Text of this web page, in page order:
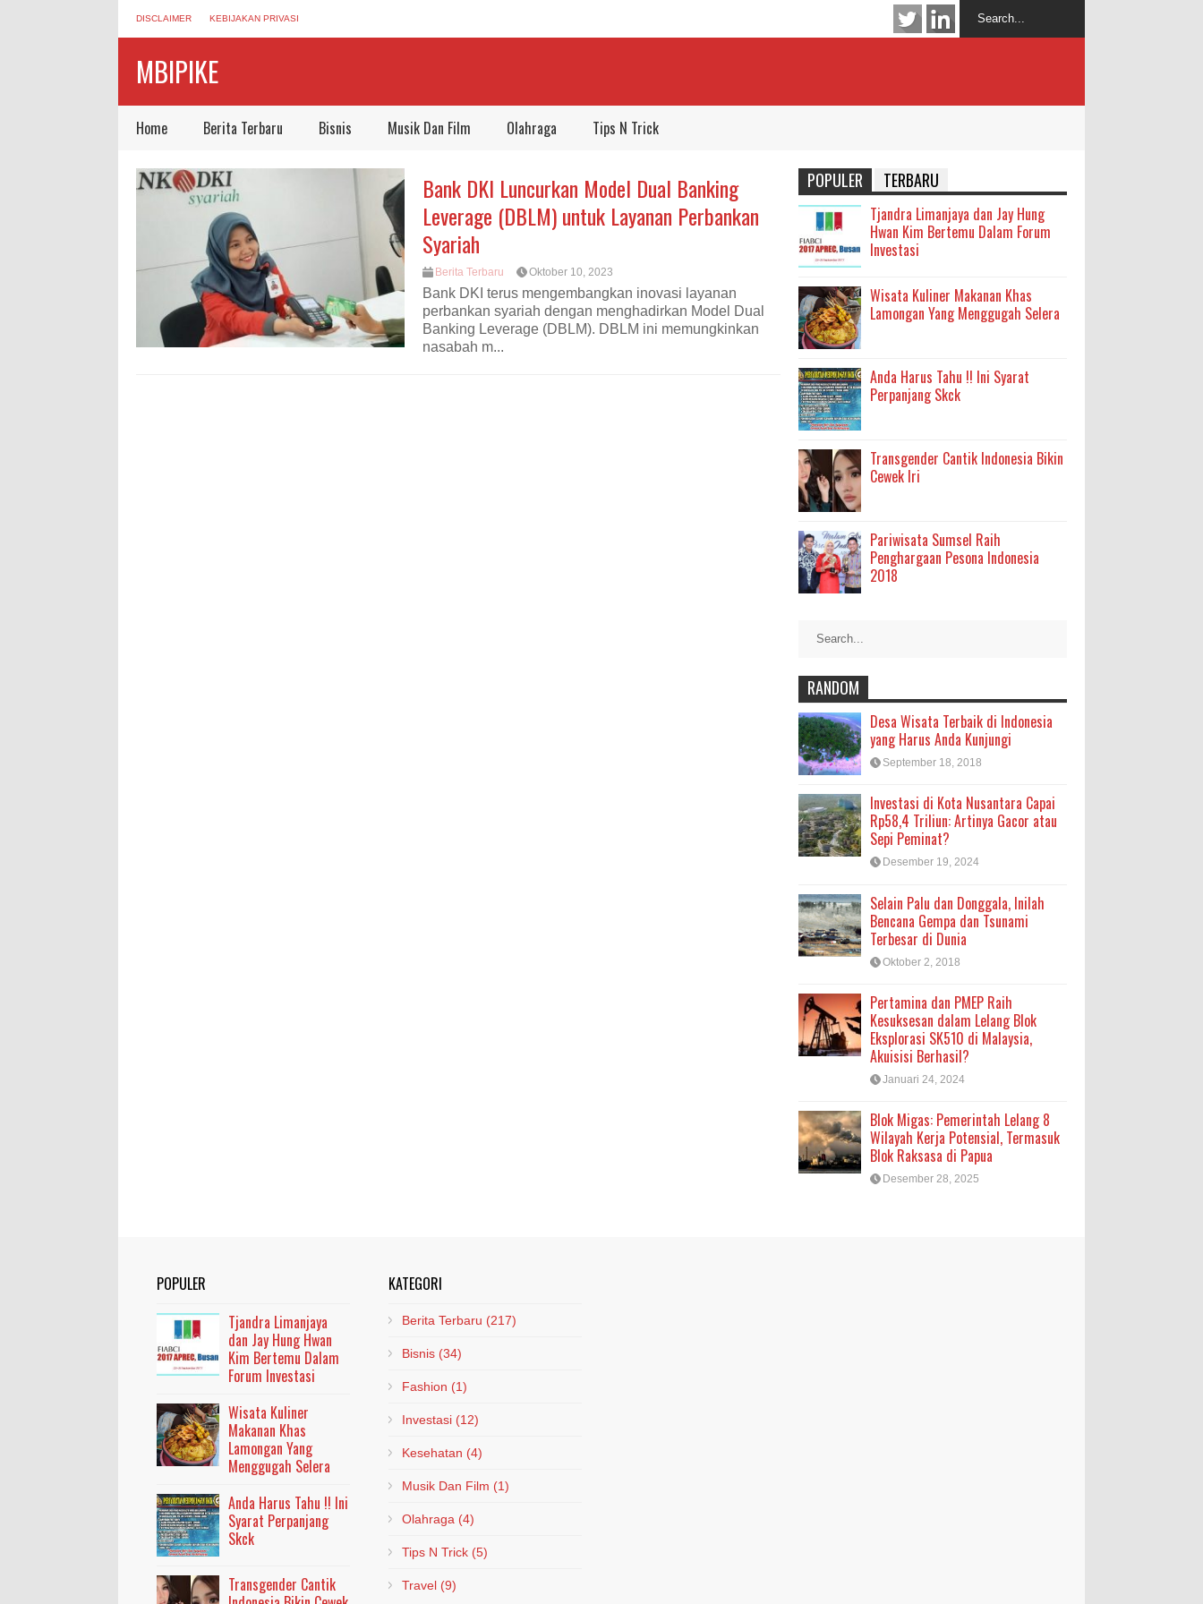
DISCLAIMER KEBIJAKAN PRIVASI
MBIPIKE
Home Berita Terbaru Bisnis Musik Dan Film Olahraga Tips N Trick
Bank DKI Luncurkan Model Dual Banking
Leverage (DBLM) untuk Layanan Perbankan
Syariah
Berita Terbaru Oktober 10, 2023
Bank DKI terus mengembangkan inovasi layanan
perbankan syariah dengan menghadirkan Model Dual
Banking Leverage (DBLM). DBLM ini memungkinkan
nasabah m...
POPULER TERBARU
Tjandra Limanjaya dan Jay Hung
Hwan Kim Bertemu Dalam Forum
Investasi
Wisata Kuliner Makanan Khas
Lamongan Yang Menggugah Selera
Anda Harus Tahu !! Ini Syarat
Perpanjang Skck
Transgender Cantik Indonesia Bikin
Cewek Iri
Pariwisata Sumsel Raih
Penghargaan Pesona Indonesia
2018
RANDOM
Desa Wisata Terbaik di Indonesia
yang Harus Anda Kunjungi
September 18, 2018
Investasi di Kota Nusantara Capai
Rp58,4 Triliun: Artinya Gacor atau
Sepi Peminat?
Desember 19, 2024
Selain Palu dan Donggala, Inilah
Bencana Gempa dan Tsunami
Terbesar di Dunia
Oktober 2, 2018
Pertamina dan PMEP Raih
Kesuksesan dalam Lelang Blok
Eksplorasi SK510 di Malaysia,
Akuisisi Berhasil?
Januari 24, 2024
Blok Migas: Pemerintah Lelang 8
Wilayah Kerja Potensial, Termasuk
Blok Raksasa di Papua
Desember 28, 2025
POPULER
Tjandra Limanjaya
dan Jay Hung Hwan
Kim Bertemu Dalam
Forum Investasi
Wisata Kuliner
Makanan Khas
Lamongan Yang
Menggugah Selera
Anda Harus Tahu !! Ini
Syarat Perpanjang
Skck
Transgender Cantik
KATEGORI
Berita Terbaru (217)
Bisnis (34)
Fashion (1)
Investasi (12)
Kesehatan (4)
Musik Dan Film (1)
Olahraga (4)
Tips N Trick (5)
Travel (9)